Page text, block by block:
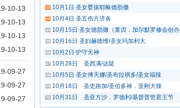
10-13
10-13
10-13
10-13
09-27
09-27
09-27
10月1日 圣女婴孩耶稣德肋撒
10月4日 圣五伤方济各
10月15日 圣女德肋撒（童贞，加尔默罗修会创办
10月16日 圣妇赫德维/圣女玛加利大
10月2日 护守天神
10月28日 圣西满/达陡
10月5日 圣女傅天娜/圣布拉祺多/圣女福辣
10月18日 圣史路加/圣伯多禄．亚刚大辣
10月31日 圣亚方沙．罗德利/基督普世君王节